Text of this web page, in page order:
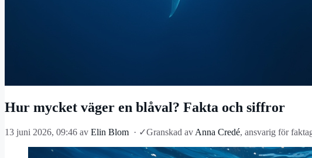
Hur mycket väger en blåval? Fakta och siffror
13 juni 2026, 09:46 av Elin Blom · ✓Granskad avAnna Credé, ansvarig för